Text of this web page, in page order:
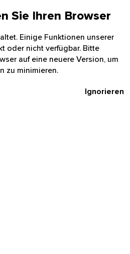
Sie Ihren Browser
Einige Funktionen unserer
oder nicht verfügbar. Bitte
auf eine neuere Version, um
zu minimieren.
Ignorieren